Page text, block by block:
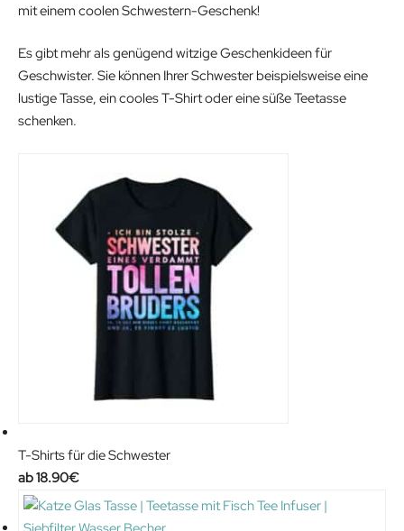
mit einem coolen Schwestern-Geschenk!
Es gibt mehr als genügend witzige Geschenkideen für
Geschwister. Sie können Ihrer Schwester beispielsweise eine
lustige Tasse, ein cooles T-Shirt oder eine süße Teetasse
schenken.
T-Shirts für die Schwester
18.90€